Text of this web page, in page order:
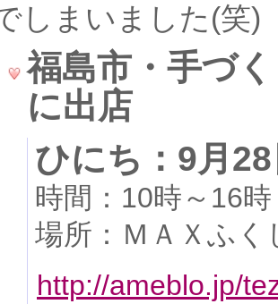
しまいました(笑)
福島市・手づ
に出店
ひにち：9月
時間：10時～16時
場所：ＭＡＸふく
http://ameblo.jp/